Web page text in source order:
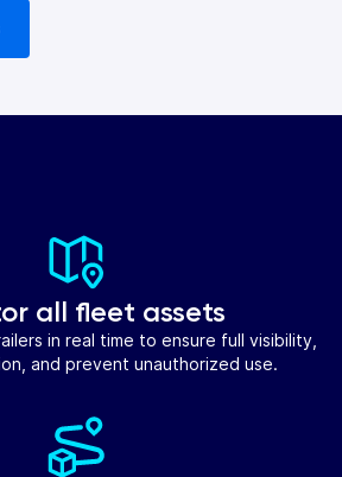
all fleet assets
in real time to ensure full visibility,
and prevent unauthorized use.